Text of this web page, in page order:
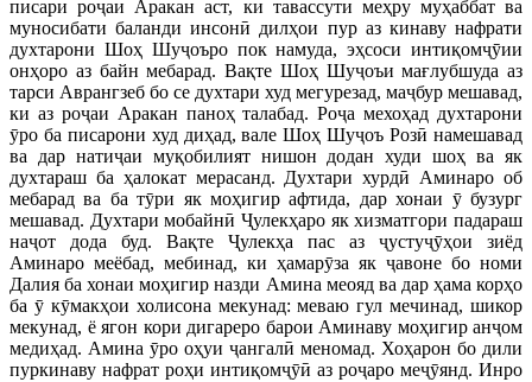
писари роҷаи Аракан аст, ки тавассути меҳру муҳаббат ва
муносибати баланди инсонӣ дилҳои пур аз кинаву нафрати
духтарони Шоҳ Шуҷоъро пок намуда, эҳсоси интиқомҷӯии
онҳоро аз байн мебарад. Вақте Шоҳ Шуҷоъи мағлубшуда аз
тарси Аврангзеб бо се духтари худ мегурезад, маҷбур мешавад,
ки аз роҷаи Аракан паноҳ талабад. Роҷа мехоҳад духтарони
ӯро ба писарони худ диҳад, вале Шоҳ Шуҷоъ Розӣ намешавад
ва дар натиҷаи муқобилият нишон додан худи шоҳ ва як
духтараш ба ҳалокат мерасанд. Духтари хурдӣ Аминаро об
мебарад ва ба тӯри як моҳигир афтида, дар хонаи ӯ бузург
мешавад. Духтари мобайнӣ Ҷулекҳаро як хизматгори падараш
наҷот дода буд. Вақте Ҷулекҳа пас аз ҷустуҷӯҳои зиёд
Аминаро меёбад, мебинад, ки ҳамарӯза як ҷавоне бо номи
Далия ба хонаи моҳигир назди Амина меояд ва дар ҳама корҳо
ба ӯ кӯмакҳои холисона мекунад: меваю гул мечинад, шикор
мекунад, ё ягон кори дигареро барои Аминаву моҳигир анҷом
медиҳад. Амина ӯро оҳуи ҷангалӣ меномад. Хоҳарон бо дили
пуркинаву нафрат роҳи интиқомҷӯӣ аз роҷаро меҷӯянд. Инро